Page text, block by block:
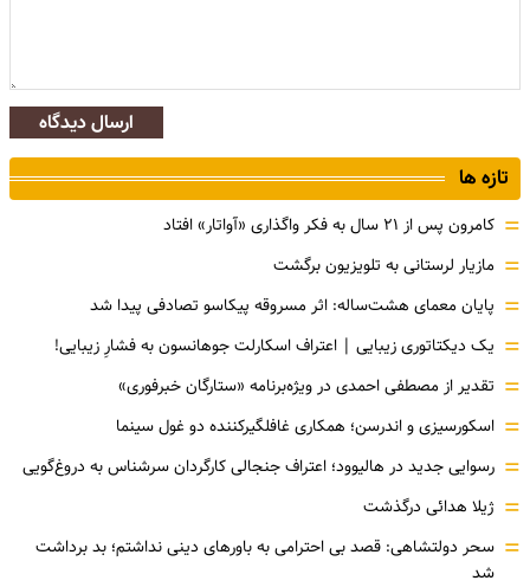
ارسال دیدگاه
تازه ها
= کامرون پس از ۲۱ سال به فکر واگذاری «آواتار» افتاد
= مازیار لرستانی به تلویزیون برگشت
= پایان معمای هشت‌ساله: اثر مسروقه پیکاسو تصادفی پیدا شد
= یک دیکتاتوری زیبایی | اعتراف اسکارلت جوهانسون به فشارِ زیبایی!
= تقدیر از مصطفی احمدی در ویژه‌برنامه «ستارگان خبرفوری»
= اسکورسیزی و اندرسن؛ همکاری غافلگیرکننده دو غول سینما
= رسوایی جدید در هالیوود؛ اعتراف جنجالی کارگردان سرشناس به دروغ‌گویی
= ژیلا هدائی درگذشت
= سحر دولتشاهی: قصد بی احترامی به باورهای دینی نداشتم؛ بد برداشت
شد